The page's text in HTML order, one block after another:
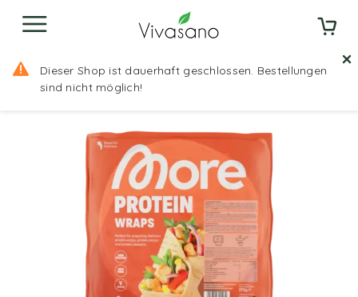
Nutrition
Dieser Shop ist dauerhaft geschlossen. Bestellungen
sind nicht möglich!